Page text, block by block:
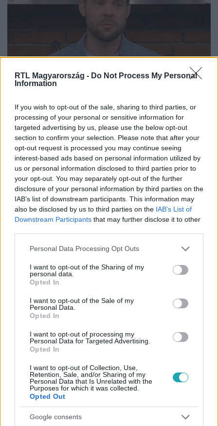
RTL Magyarország - Do Not Process My Personal
Information
If you wish to opt-out of the sale, sharing to third parties, or
processing of your personal or sensitive information for
targeted advertising by us, please use the below opt-out
section to confirm your selection. Please note that after your
opt-out request is processed you may continue seeing
interest-based ads based on personal information utilized by
us or personal information disclosed to third parties prior to
your opt-out. You may separately opt-out of the further
disclosure of your personal information by third parties on the
IAB’s list of downstream participants. This information may
also be disclosed by us to third parties on the IAB’s List of
Downstream Participants that may further disclose it to other
Please note that this website/app uses one or more Google
not limited to your visit or usage behaviour. You may click to
grant or deny consent to Google and its third-party tags to
use your data for below specified purposes in below Google
consent section.
Personal Data Processing Opt Outs
I want to opt-out of the Sharing of my
personal data.
Opted In
I want to opt-out of the Sale of my
Personal Data.
Opted In
I want to opt-out of processing my
Personal Data for Targeted Advertising.
Opted In
I want to opt-out of Collection, Use,
Retention, Sale, and/or Sharing of my
Personal Data that Is Unrelated with the
Purposes for which it was collected.
Opted Out
Google consents
Reggeli
2024. február 16. 8:34
félek, hogy mi fog történni a következő hetekben
Egyre nehezebben bírja a harcot, amit a
szivárványcsaládokért és az azokban felnőtt gyerekekért
vívnak, hiszen a hatalom részéről olyan cinizmussal
néznek szembe, ami teljesen kikészíti az embert –
megrázó vallomást tett Pál Márton családjogi aktivista a
Reggeliben. Felrótta a kormánynak, hogy valódi
gyermekvédelem helyett az elmúlt években könyvek
lefóliázásával, valamint a pedofília és a homoszexualitás
összemosásával foglalkozott. Pál Márton attól tart, hogy
Kulka János és Kovács Patrícia a hangjukat adva
segít a szivárványcsaládoknak
Szivárványcsaládokért Alapítvány legújabb videóiban. A
szervezet új kampányt indított, amiben a szivárvány
családokban élő gyerekek jogaira hívják fel a figyelmet. A
videókkal a céljuk, hogy megmutassák, ezek a családok is
ugyanúgy működnek, mint bármelyik másik család.